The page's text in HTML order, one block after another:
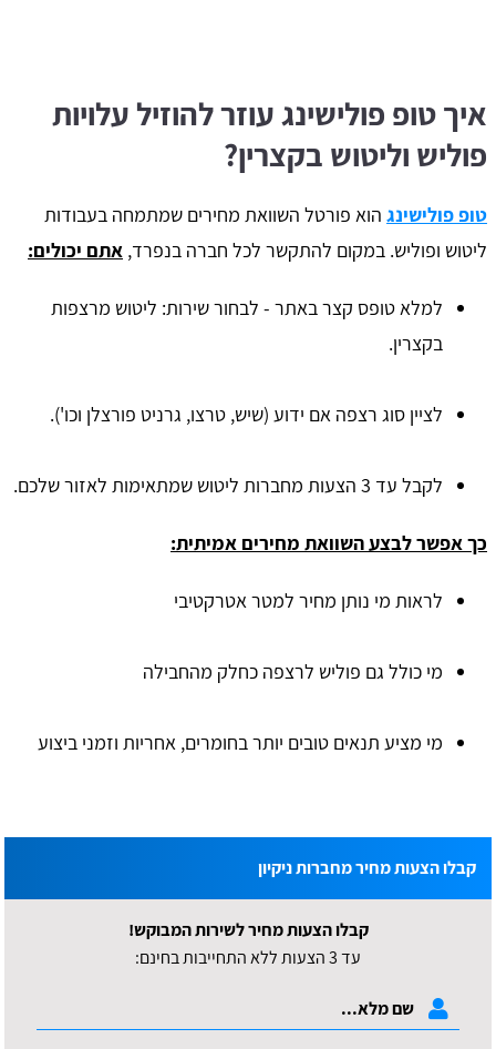
איך טופ פולישינג עוזר להוזיל עלויות
פוליש וליטוש בקצרין?
טופ פולישינג הוא פורטל השוואת מחירים שמתמחה בעבודות
ליטוש ופוליש. במקום להתקשר לכל חברה בנפרד, אתם יכולים:
למלא טופס קצר באתר - לבחור שירות: ליטוש מרצפות
בקצרין.
לציין סוג רצפה אם ידוע (שיש, טרצו, גרניט פורצלן וכו').
לקבל עד 3 הצעות מחברות ליטוש שמתאימות לאזור שלכם.
כך אפשר לבצע השוואת מחירים אמיתית:
לראות מי נותן מחיר למטר אטרקטיבי
מי כולל גם פוליש לרצפה כחלק מהחבילה
מי מציע תנאים טובים יותר בחומרים, אחריות וזמני ביצוע
קבלו הצעות מחיר מחברות ניקיון
קבלו הצעות מחיר לשירות המבוקש!
עד 3 הצעות ללא התחייבות בחינם: